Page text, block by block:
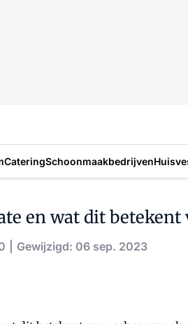
CateringSchoonmaakbedrijven
en wat dit
Gewijzigd: 06 sep. 2023